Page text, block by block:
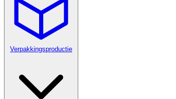
Verpakkingsproductie